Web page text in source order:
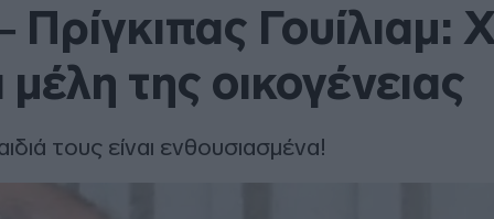
Πρίγκιπας Γουίλιαμ:
μέλη της οικογένειας
τους είναι ενθουσιασμένα!